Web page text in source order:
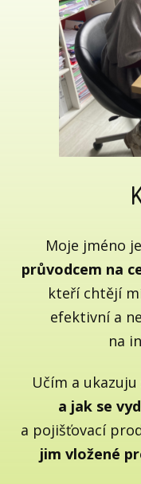
Moje jméno
průvodcem na
kteří chtějí
efektivní a
na
Učím a
a jak se
a pojišťovací
jim vložené